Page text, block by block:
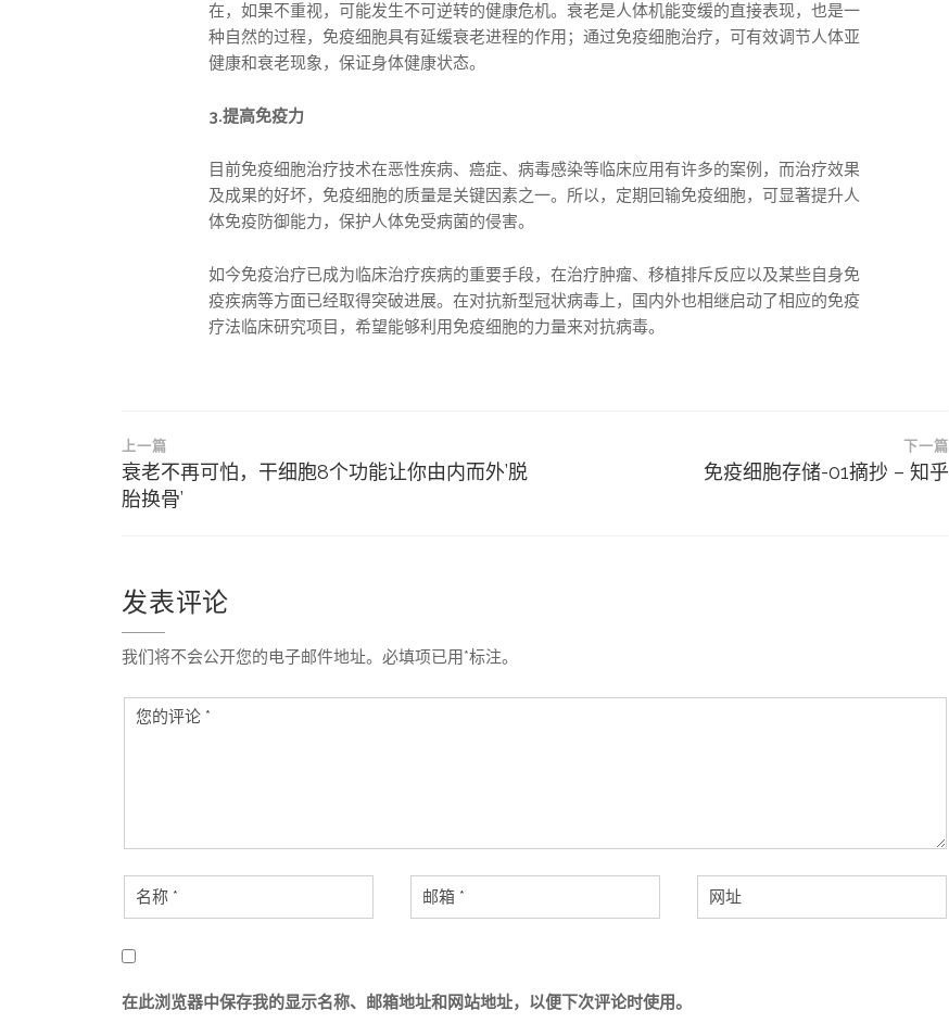
在，如果不重视，可能发生不可逆转的健康危机。衰老是人体机能变缓的直接表现，也是一
种自然的过程，免疫细胞具有延缓衰老进程的作用；通过免疫细胞治疗，可有效调节人体亚
健康和衰老现象，保证身体健康状态。
3.提高免疫力
目前免疫细胞治疗技术在恶性疾病、癌症、病毒感染等临床应用有许多的案例，而治疗效果
及成果的好坏，免疫细胞的质量是关键因素之一。所以，定期回输免疫细胞，可显著提升人
体免疫防御能力，保护人体免受病菌的侵害。
如今免疫治疗已成为临床治疗疾病的重要手段，在治疗肿瘤、移植排斥反应以及某些自身免
疫疾病等方面已经取得突破进展。在对抗新型冠状病毒上，国内外也相继启动了相应的免疫
疗法临床研究项目，希望能够利用免疫细胞的力量来对抗病毒。
文
章
上一篇
衰老不再可怕，干细胞8个功能让你由内而外’脱
胎换骨’
下一篇
免疫细胞存储-01摘抄 – 知乎
发表评论
我们将不会公开您的电子邮件地址。必填项已用*标注。
在此浏览器中保存我的显示名称、邮箱地址和网站地址，以便下次评论时使用。